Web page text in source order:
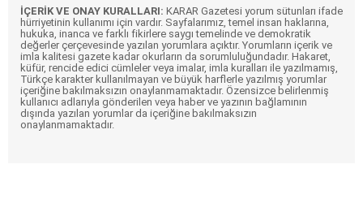
İÇERİK VE ONAY KURALLARI: KARAR Gazetesi yorum sütunları ifade
hürriyetinin kullanımı için vardır. Sayfalarımız, temel insan haklarına,
hukuka, inanca ve farklı fikirlere saygı temelinde ve demokratik
değerler çerçevesinde yazılan yorumlara açıktır. Yorumların içerik ve
imla kalitesi gazete kadar okurların da sorumluluğundadır. Hakaret,
küfür, rencide edici cümleler veya imalar, imla kuralları ile yazılmamış,
Türkçe karakter kullanılmayan ve büyük harflerle yazılmış yorumlar
içeriğine bakılmaksızın onaylanmamaktadır. Özensizce belirlenmiş
kullanıcı adlarıyla gönderilen veya haber ve yazının bağlamının
dışında yazılan yorumlar da içeriğine bakılmaksızın
onaylanmamaktadır.